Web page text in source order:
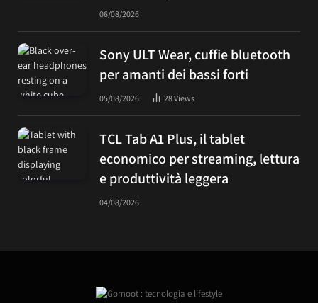
06/08/2026
Sony ULT Wear, cuffie bluetooth
per amanti dei bassi forti
05/08/2026 28Views
TCL Tab A1 Plus, il tablet
economico per streaming, lettura
e produttività leggera
04/08/2026